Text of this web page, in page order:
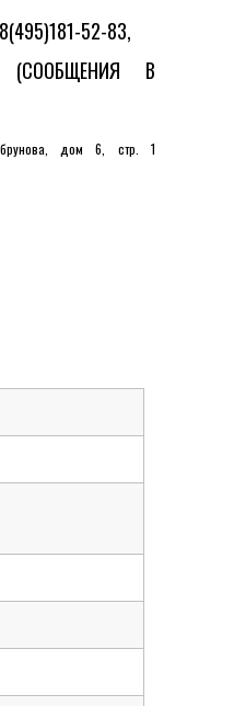
52-83,
(СООБЩЕНИЯ В
дом 6, стр. 1